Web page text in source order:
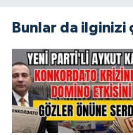
Bunlar da ilginizi